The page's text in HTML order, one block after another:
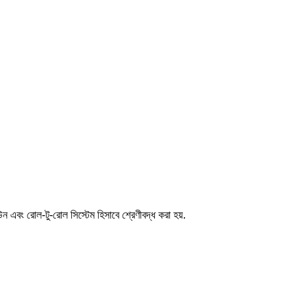
রোল-টু-রোল সিস্টেম হিসাবে শ্রেণীবদ্ধ করা হয়.